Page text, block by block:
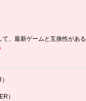
、最新ゲームと互換性がある
）